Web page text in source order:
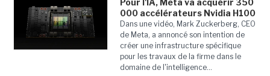
Pour l'IA, Meta va acquérir 350
000 accélérateurs Nvidia H100
Dans une vidéo, Mark Zuckerberg, CEO
de Meta, a annoncé son intention de
créer une infrastructure spécifique
pour les travaux de la firme dans le
domaine de l'intelligence...